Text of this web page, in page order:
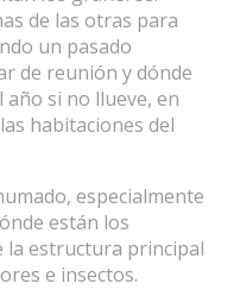
de las otras para
un pasado
de reunión y dónde
si no llueve, en
habitaciones del
especialmente
están los
la estructura principal
e insectos.